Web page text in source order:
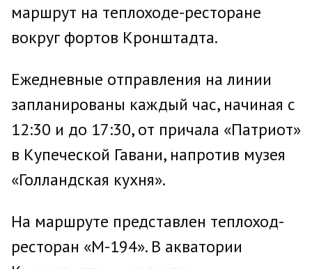
маршрут на теплоходе-ресторане
вокруг фортов Кронштадта.
Ежедневные отправления на линии
запланированы каждый час, начиная с
12:30 и до 17:30, от причала «Патриот»
в Купеческой Гавани, напротив музея
«Голландская кухня».
На маршруте представлен теплоход-
ресторан «М-194». В акватории